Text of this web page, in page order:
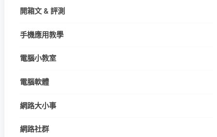
開箱文 & 評測
手機應用教學
電腦小教室
電腦軟體
網路大小事
網路社群